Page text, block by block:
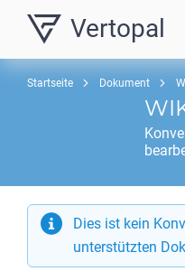
Vertopal
Startseite Dokument
Dies ist kein
unterstützten